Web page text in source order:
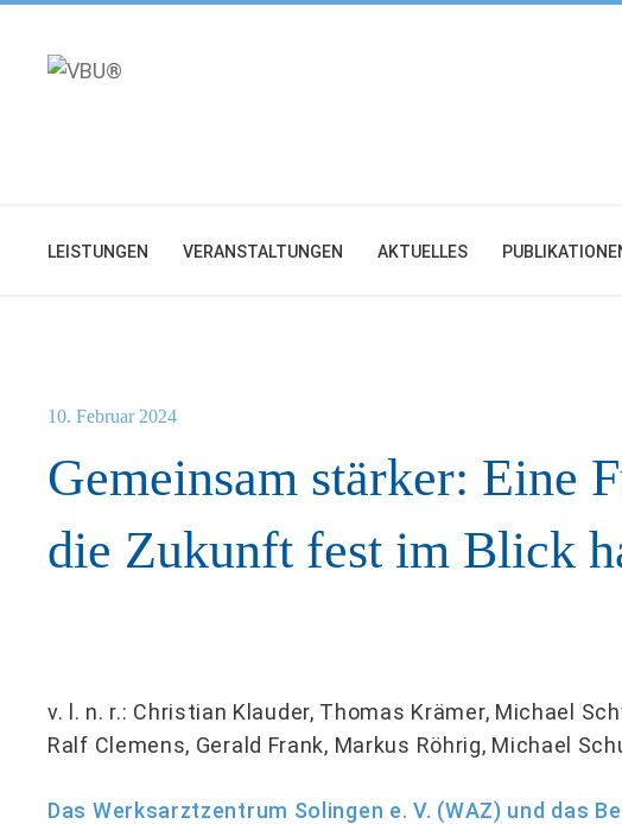
springen
LEISTUNGEN VERANSTALTUNGEN AKTUELLES
Gemeinsam stärker: Eine
die Zukunft fest im Blick
10. Februar 2024
v. l. n. r.: Christian Klauder, Thomas Krämer, Michael
Ralf Clemens, Gerald Frank, Markus Röhrig, Michael
Das Werksarztzentrum Solingen e. V. (WAZ) und das